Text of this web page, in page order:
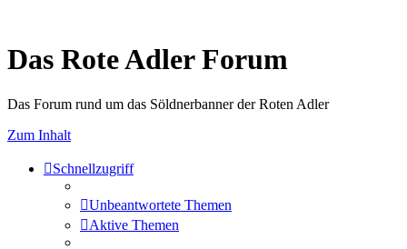
Das Rote Adler Forum
Das Forum rund um das Söldnerbanner der Roten Adler
Zum Inhalt
Schnellzugriff
Unbeantwortete Themen
Aktive Themen